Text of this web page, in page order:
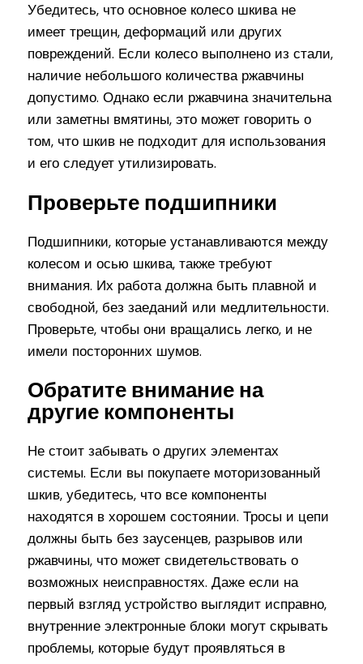
Убедитесь, что основное колесо шкива не
имеет трещин, деформаций или других
повреждений. Если колесо выполнено из стали,
наличие небольшого количества ржавчины
допустимо. Однако если ржавчина значительна
или заметны вмятины, это может говорить о
том, что шкив не подходит для использования
и его следует утилизировать.
Проверьте подшипники
Подшипники, которые устанавливаются между
колесом и осью шкива, также требуют
внимания. Их работа должна быть плавной и
свободной, без заеданий или медлительности.
Проверьте, чтобы они вращались легко, и не
имели посторонних шумов.
Обратите внимание на
другие компоненты
Не стоит забывать о других элементах
системы. Если вы покупаете моторизованный
шкив, убедитесь, что все компоненты
находятся в хорошем состоянии. Тросы и цепи
должны быть без заусенцев, разрывов или
ржавчины, что может свидетельствовать о
возможных неисправностях. Даже если на
первый взгляд устройство выглядит исправно,
внутренние электронные блоки могут скрывать
проблемы, которые будут проявляться в